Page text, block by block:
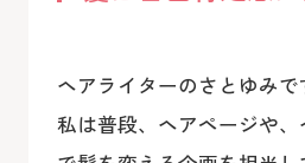
ヘアライターのさとゆみで
私は普段、ヘアページや